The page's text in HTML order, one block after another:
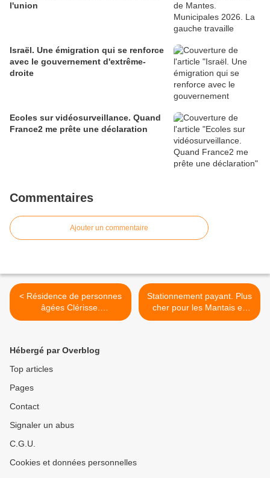
l'union
Israël. Une émigration qui se renforce
avec le gouvernement d'extrême-
droite
Ecoles sur vidéosurveillance. Quand
France2 me prête une déclaration
Commentaires
Ajouter un commentaire
< Résidence de personnes
âgées Clérisse.
Augmentation des loyers.
Stationnement payant. Plus
cher pour les Mantais en
2010 et la Ville perd
Hébergé par Overblog
Top articles
Pages
Contact
Signaler un abus
C.G.U.
Cookies et données personnelles